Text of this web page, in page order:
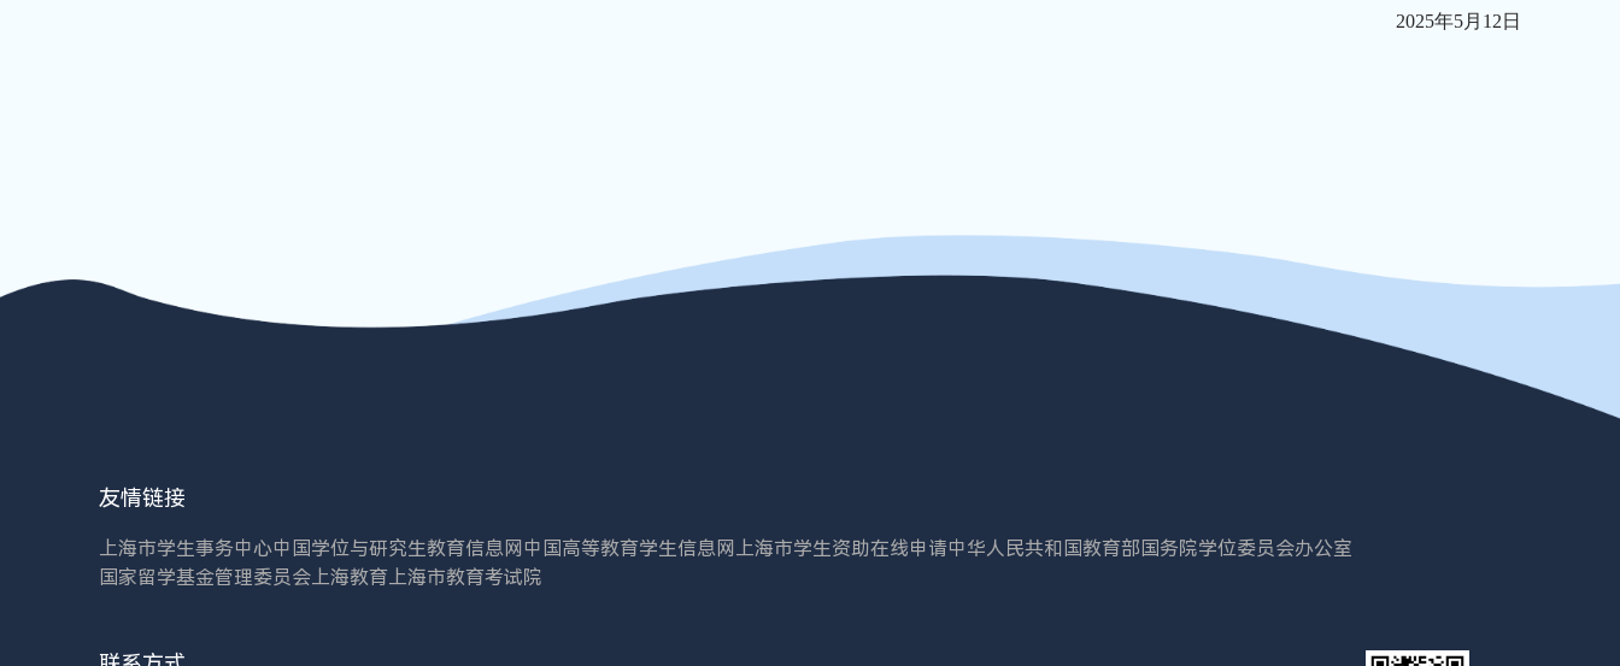
2025年5月12日
友情链接
上海市学生事务中心中国学位与研究生教育信息网 中国高等教育学生信息网 上海市学生资助在线申请中华人民共和国教育部 国务院学位委员会办公室
国家留学基金管理委员会 上海教育 上海市教育考试院